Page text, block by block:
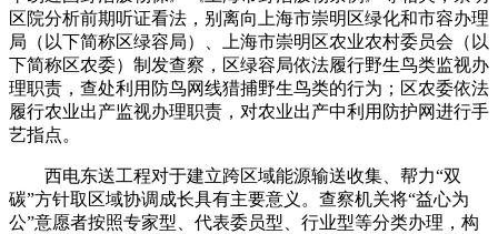
区院分析前期听证看法，别离向上海市崇明区绿化和市容办理
局（以下简称区绿容局）、上海市崇明区农业农村委员会（以
下简称区农委）制发查察，区绿容局依法履行野生鸟类监视办
理职责，查处利用防鸟网线猎捕野生鸟类的行为；区农委依法
履行农业出产监视办理职责，对农业出产中利用防护网进行手
艺指点。
西电东送工程对于建立跨区域能源输送收集、帮力“双
碳”方针取区域协调成长具有主要意义。查察机关将“益心为
公”意愿者按照专家型、代表委员型、行业型等分类办理，构